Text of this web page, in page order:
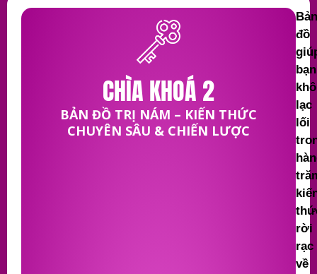
CHÌA KHOÁ 2
BẢN ĐỒ TRỊ NÁM – KIẾN THỨC
CHUYÊN SÂU & CHIẾN LƯỢC
Bản
đồ
bạn
lạc
lối
rời
rạc
về